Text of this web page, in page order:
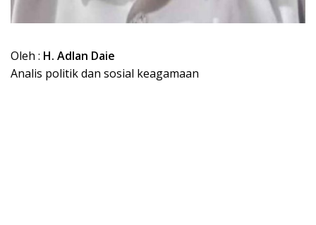
Oleh : H. Adlan Daie
Analis politik dan sosial keagamaan